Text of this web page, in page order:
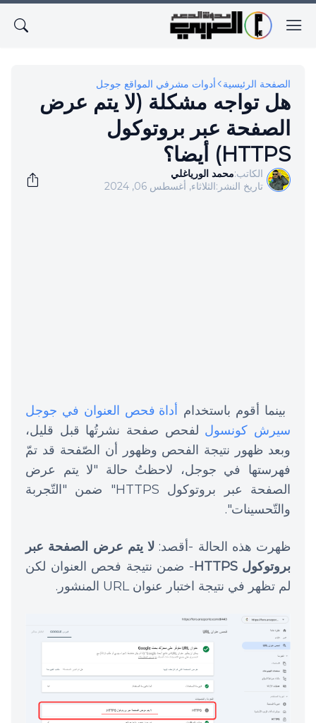
الصفحة الرئيسية أدوات مشرفي المواقع جوجل
هل تواجه مشكلة (لا يتم عرض
الصفحة عبر بروتوكول
HTTPS) أيضا؟
الكاتب:محمد الورياغلي
تاريخ النشر:الثلاثاء, أغسطس 06, 2024
بينما أقوم باستخدام أداة فحص العنوان في جوجل
سيرش كونسول لفحص صفحة نشرتُها قبل قليل،
وبعد ظهور نتيجة الفحص وظهور أن الصّفحة قد تمّ
فهرستها في جوجل، لاحظتُ حالة "لا يتم عرض
الصفحة عبر بروتوكول HTTPS" ضمن "التّجربة
والتّحسينات".
ظهرت هذه الحالة -أقصد: لا يتم عرض الصفحة عبر
بروتوكول HTTPS
- ضمن نتيجة فحص العنوان لكن
لم تظهر في نتيجة اختبار عنوان URL المنشور.